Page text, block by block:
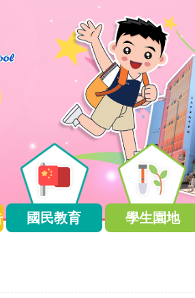
國民教育 學生園地